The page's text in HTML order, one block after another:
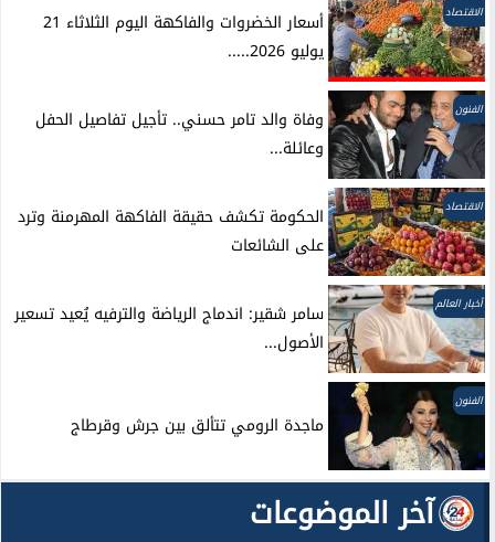
الاقتصاد
أسعار الخضروات والفاكهة اليوم الثلاثاء 21
يوليو 2026.....
الفنون
وفاة والد تامر حسني.. تأجيل تفاصيل الحفل
وعائلة...
الاقتصاد
الحكومة تكشف حقيقة الفاكهة المهرمنة وترد
على الشائعات
أخبار العالم
سامر شقير: اندماج الرياضة والترفيه يُعيد تسعير
الأصول...
الفنون
ماجدة الرومي تتألق بين جرش وقرطاج
آخر الموضوعات